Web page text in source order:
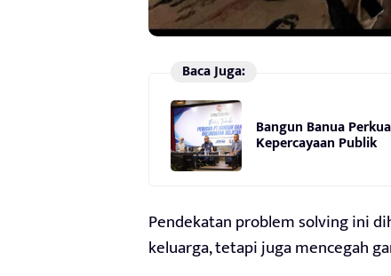
Baca Juga:
Bangun Banua
Kepercayaan Publik
Pendekatan problem solving ini
keluarga, tetapi juga mencegah